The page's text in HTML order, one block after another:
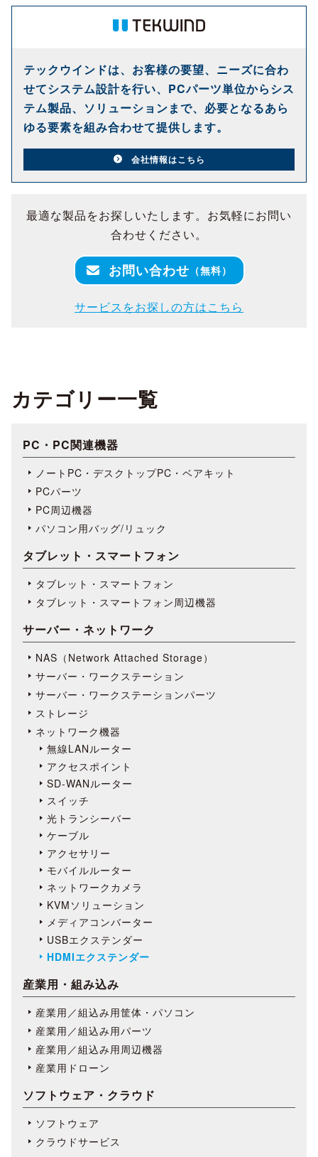
テックウインドは、お客様の要望、ニーズに合わ
せてシステム設計を行い、PCパーツ単位からシス
テム製品、ソリューションまで、必要となるあら
ゆる要素を組み合わせて提供します。
会社情報はこちら
最適な製品をお探しいたします。お気軽にお問い
合わせください。
お問い合わせ （無料）
サービスをお探しの方はこちら
カテゴリー一覧
PC・PC関連機器
ノートPC・デスクトップPC・ベアキット
PCパーツ
PC周辺機器
パソコン用バッグ/リュック
タブレット・スマートフォン
タブレット・スマートフォン
タブレット・スマートフォン周辺機器
サーバー・ネットワーク
NAS（Network Attached Storage）
サーバー・ワークステーション
サーバー・ワークステーションパーツ
ストレージ
ネットワーク機器
無線LANルーター
アクセスポイント
SD-WANルーター
スイッチ
光トランシーバー
ケーブル
アクセサリー
モバイルルーター
ネットワークカメラ
KVMソリューション
メディアコンバーター
USBエクステンダー
HDMIエクステンダー
産業用・組み込み
産業用／組込み用筐体・パソコン
産業用／組込み用パーツ
産業用／組込み用周辺機器
産業用ドローン
ソフトウェア・クラウド
ソフトウェア
クラウドサービス